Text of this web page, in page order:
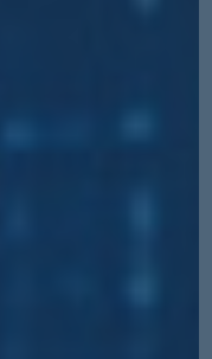
diesem Browser für